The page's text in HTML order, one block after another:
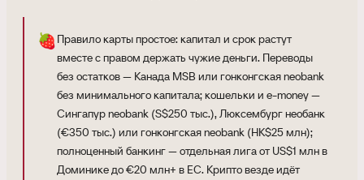
🍓Правило карты простое: капитал и срок растут
вместе с правом держать чужие деньги. Переводы
без остатков — Канада MSB или гонконгская neobank
без минимального капитала; кошельки и e-money —
Сингапур neobank (S$250 тыс.), Люксембург необанк
(€350 тыс.) или гонконгская neobank (HK$25 млн);
полноценный банкинг — отдельная лига от US$1 млн в
Доминике до €20 млн+ в ЕС. Крипто везде идёт